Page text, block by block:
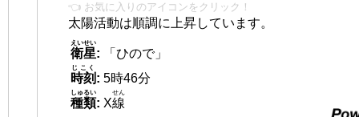
👈 お気に入りのアイコンをクリック！
太陽活動は順調に上昇しています。
衛星
えいせい
:
「ひので」
時刻
じこく
: 5時46分
種類
しゅるい
: X線
せん